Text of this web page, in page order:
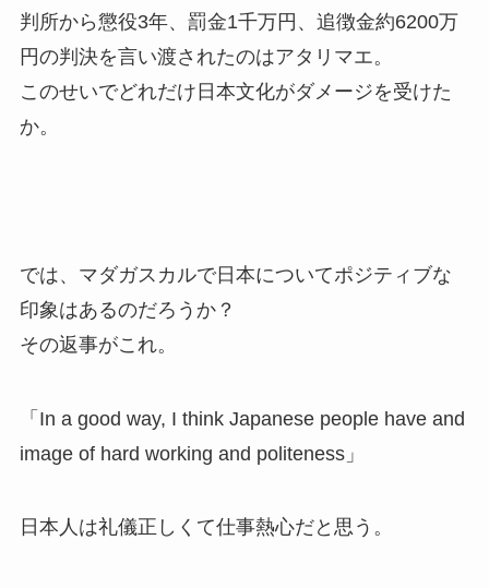
判所から懲役3年、罰金1千万円、追徴金約6200万
円の判決を言い渡されたのはアタリマエ。
このせいでどれだけ日本文化がダメージを受けた
か。
では、マダガスカルで日本についてポジティブな
印象はあるのだろうか？
その返事がこれ。
「In a good way, I think Japanese people have and
image of hard working and politeness」
日本人は礼儀正しくて仕事熱心だと思う。